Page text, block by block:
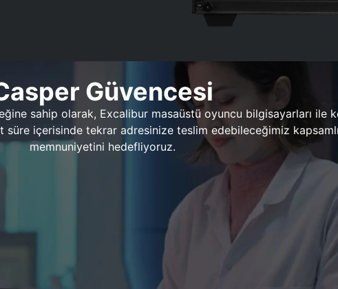
Güvencesi
sahip olarak, Excalibur masaüstü oyuncu bilgisayarları ile
süre içerisinde tekrar adresinize teslim edebileceğimiz
memnuniyetini hedefliyoruz.